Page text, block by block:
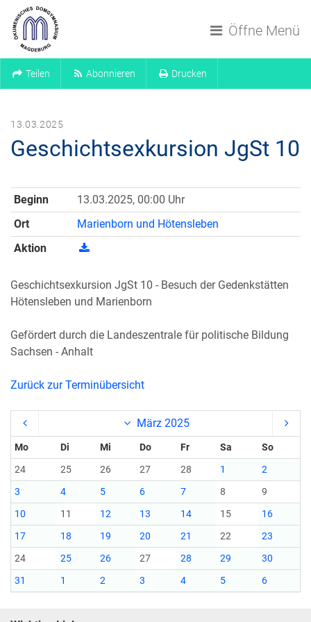
Öffne Menü
Teilen Abonnieren Drucken
13.03.2025
Geschichtsexkursion JgSt 10
Beginn
13.03.2025, 00:00 Uhr
Ort
Marienborn und Hötensleben
Aktion
Geschichtsexkursion JgSt 10 - Besuch der Gedenkstätten
Hötensleben und Marienborn
Gefördert durch die Landeszentrale für politische Bildung
Sachsen - Anhalt
Zurück zur Terminübersicht
März 2025
Mo Di Mi Do Fr Sa
So
24
25 26 27 28 1
2
3
4 5 6 7 8
9
10
11 12 13 14 15
16
17
18 19 20 21 22
23
24
25 26 27 28 29
30
31
1 2 3 4 5 6